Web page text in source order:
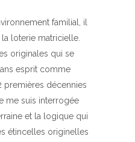
familial, il
la loterie matricielle.
originales qui se
esprit comme
premières décennies
me suis interrogée
et la logique qui
étincelles originelles